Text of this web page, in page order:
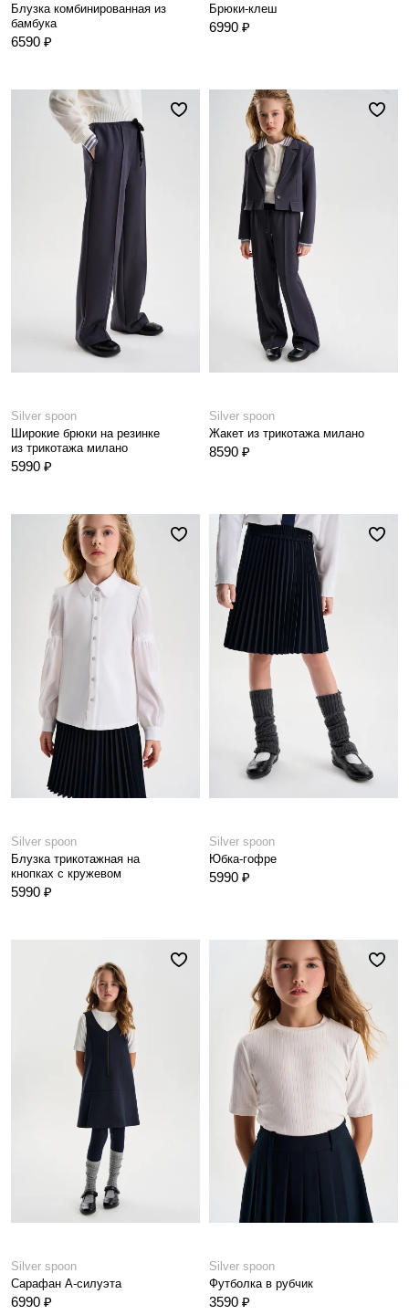
Блузка комбинированная из
бамбука
6590 ₽
Брюки-клеш
6990 ₽
Silver spoon
Широкие брюки на резинке
из трикотажа милано
5990 ₽
Silver spoon
Жакет из трикотажа милано
8590 ₽
Silver spoon
Блузка трикотажная на
кнопках с кружевом
5990 ₽
Silver spoon
Юбка-гофре
5990 ₽
Silver spoon
Сарафан А-силуэта
6990 ₽
Silver spoon
Футболка в рубчик
3590 ₽